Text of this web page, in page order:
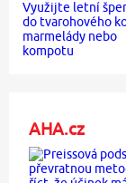
AHA.cz